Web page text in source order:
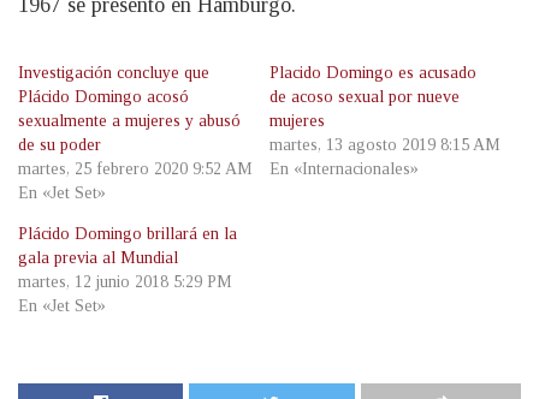
Investigación concluye que
Plácido Domingo acosó
sexualmente a mujeres y abusó
de su poder
martes, 25 febrero 2020 9:52 AM
En «Jet Set»
Placido Domingo es acusado
de acoso sexual por nueve
mujeres
martes, 13 agosto 2019 8:15 AM
En «Internacionales»
Plácido Domingo brillará en la
gala previa al Mundial
martes, 12 junio 2018 5:29 PM
En «Jet Set»